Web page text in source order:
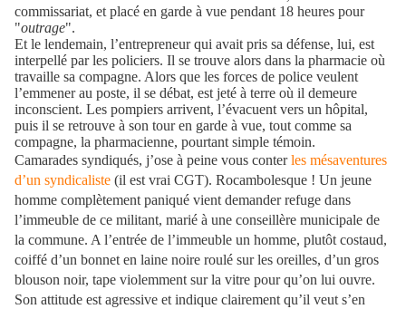
commissariat, et placé en garde à vue pendant 18 heures pour
"outrage".
Et le lendemain, l’entrepreneur qui avait pris sa défense, lui, est
interpellé par les policiers. Il se trouve alors dans la pharmacie où
travaille sa compagne. Alors que les forces de police veulent
l’emmener au poste, il se débat, est jeté à terre où il demeure
inconscient. Les pompiers arrivent, l’évacuent vers un hôpital,
puis il se retrouve à son tour en garde à vue, tout comme sa
compagne, la pharmacienne, pourtant simple témoin.
Camarades syndiqués, j’ose à peine vous conterles mésaventures
d’un syndicaliste (il est vrai CGT). Rocambolesque ! Un jeune
homme complètement paniqué vient demander refuge dans
l’immeuble de ce militant, marié à une conseillère municipale de
la commune. A l’entrée de l’immeuble un homme, plutôt costaud,
coiffé d’un bonnet en laine noire roulé sur les oreilles, d’un gros
blouson noir, tape violemment sur la vitre pour qu’on lui ouvre.
Son attitude est agressive et indique clairement qu’il veut s’en